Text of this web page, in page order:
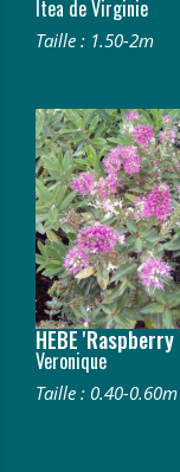
Itea de Virginie
Taille : 1.50-2m
HEBE
Veronique
Taille : 0.40-0.60m